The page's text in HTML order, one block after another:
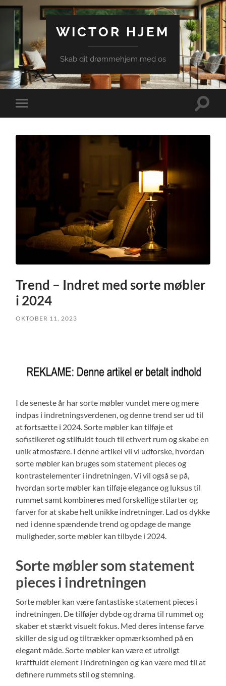
WICTOR HJEM
Skab dit drømmehjem med os
Toggle
mobile
Toggle
Trend – Indret med sorte møbler
i 2024
OKTOBER 11, 2023
I de seneste år har sorte møbler vundet mere og mere
indpas i indretningsverdenen, og denne trend ser ud til
at fortsætte i 2024. Sorte møbler kan tilføje et
sofistikeret og stilfuldt touch til ethvert rum og skabe en
unik atmosfære. I denne artikel vil vi udforske, hvordan
sorte møbler kan bruges som statement pieces og
kontrastelementer i indretningen. Vi vil også se på,
hvordan sorte møbler kan tilføje elegance og luksus til
rummet samt kombineres med forskellige stilarter og
farver for at skabe helt unikke indretninger. Lad os dykke
ned i denne spændende trend og opdage de mange
muligheder, sorte møbler kan tilbyde i 2024.
Sorte møbler som statement
pieces i indretningen
Sorte møbler kan være fantastiske statement pieces i
indretningen. De tilføjer dybde og drama til rummet og
skaber et stærkt visuelt fokus. Med deres intense farve
skiller de sig ud og tiltrækker opmærksomhed på en
elegant måde. Sorte møbler kan være et utroligt
kraftfuldt element i indretningen og kan være med til at
definere rummets stil og stemning.